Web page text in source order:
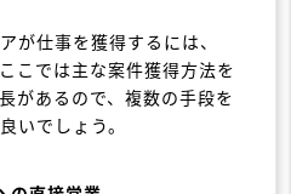
が仕事を獲得するには、
こでは主な案件獲得方法を
があるので、複数の手段を
いでしょう。